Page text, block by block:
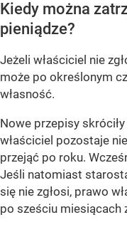
Kiedy można
pieniądze?
Jeżeli właściciel nie
może po określonym
własność.
Nowe przepisy
właściciel pozostaje
przejąć po roku.
Jeśli natomiast
się nie zgłosi, prawo
po sześciu miesiącach